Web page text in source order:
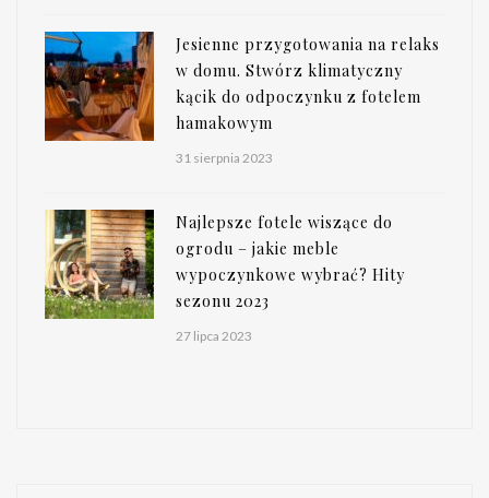
Jesienne przygotowania na relaks
w domu. Stwórz klimatyczny
kącik do odpoczynku z fotelem
hamakowym
31 sierpnia 2023
Najlepsze fotele wiszące do
ogrodu – jakie meble
wypoczynkowe wybrać? Hity
sezonu 2023
27 lipca 2023